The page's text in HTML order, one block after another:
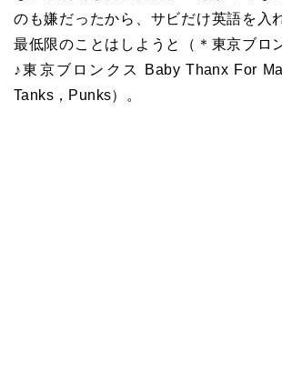
のも嫌だったから、サビだけ英語を入
最低限のことはしようと（＊東京ブロ
♪東京ブロンクス Baby Thanx For
Tanks，Punks）。